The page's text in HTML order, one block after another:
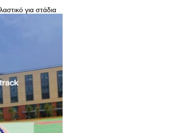
για στάδια